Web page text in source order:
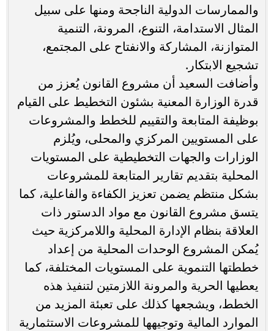
والممارسات الدولية الناجحة ومنها على سبيل
المثال الاستدامة، التنوع، المرونة، التنمية
المتوازنة، المشاركة والانفتاح على المجتمع،
تشجيع الابتكار.
وأضافت السعيد أن مشروع القانون يُعزز من
قدرة الوزارة المعنية بشئون التخطيط على القيام
بوظيفة المتابعة والتقييم للخطط والمشروعات
على المستويين المركزي والمحلى، ويُلزم
الوزارات والجهات التخطيطية على المستويات
المحلية بتقديم تقارير المتابعة للمشروعات
بشكل منتظم يضمن تعزيز الكفاءة والفاعلية، كما
يتسق مشروع القانون مع مواد الدستور ذات
العلاقة بنظام الإدارة المحلية واللامركزية حيث
يُمكن المشروع الوحدات المحلية من إعداد
خططتها التنموية على المستويات المختلفة، كما
يعطيها الحرية والمرونة اللازمتين لتنفيذ هذه
الخطط، ويشجعها كذلك على تعبئة المزيد من
الموارد المالية وتوجيهها للمشروعات الاستثمارية